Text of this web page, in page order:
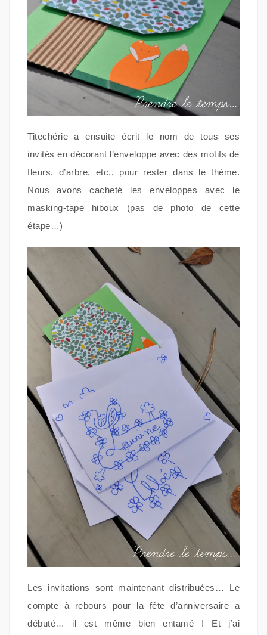
Titechérie a ensuite écrit le nom de tous ses
invités en décorant l’enveloppe avec des motifs de
fleurs, d’arbre, etc., pour rester dans le thème.
Nous avons cacheté les enveloppes avec le
masking-tape hiboux (pas de photo de cette
étape…)
Les invitations sont maintenant distribuées… Le
compte à rebours pour la fête d’anniversaire a
débuté… il est même bien entamé ! Et j’ai